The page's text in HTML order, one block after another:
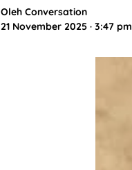
Oleh Conversation
21 November 2025 · 3:47 pm